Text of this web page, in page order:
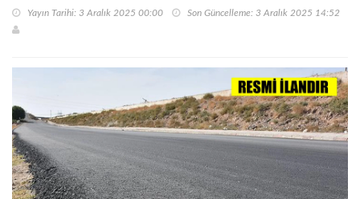
Yayın Tarihi: 3 Aralık 2025 00:00 Son Güncelleme: 3 Aralık 2025 14:52